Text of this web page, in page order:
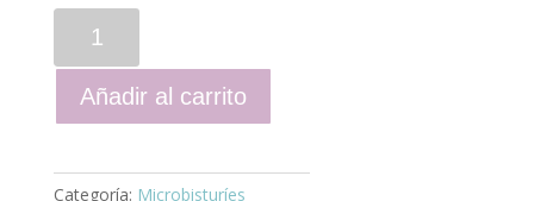
Knife
cuchilla
cantidad
Añadir al carrito
Categoría: Microbisturíes